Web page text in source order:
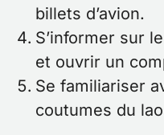
billets d’avion.
S’informer sur
et ouvrir un
Se familiariser
coutumes du